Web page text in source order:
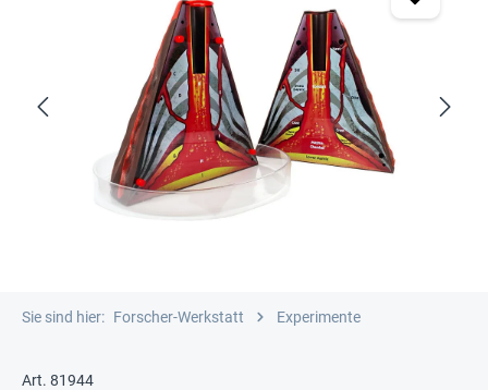
Sie sind hier: Forscher-Werkstatt Experimente
Art. 81944